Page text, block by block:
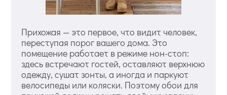
Прихожая — это первое, что видит человек,
переступая порог вашего дома. Это
помещение работает в режиме нон-стоп:
здесь встречают гостей, оставляют верхнюю
одежду, сушат зонты, а иногда и паркуют
велосипеды или коляски. Поэтому обои для